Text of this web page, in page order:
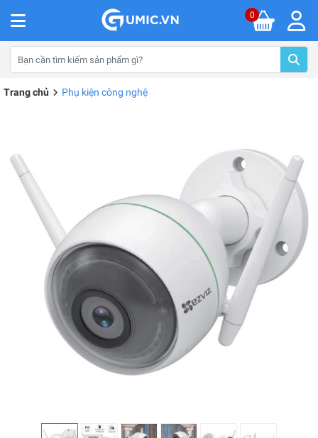
0
Trang chủ Phụ kiện công nghệ